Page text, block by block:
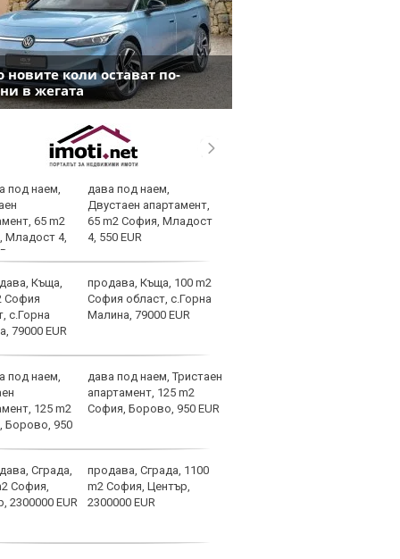
новите коли остават по-
в жегата
дава под наем,
Двустаен апартамент,
65 m2 София, Младост
4, 550 EUR
продава, Къща, 100 m2
София област, с.Горна
Малина, 79000 EUR
дава под наем, Тристаен
апартамент, 125 m2
София, Борово, 950 EUR
продава, Сграда, 1100
m2 София, Център,
2300000 EUR